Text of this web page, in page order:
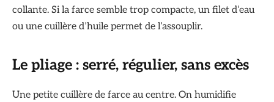
collante. Si la farce semble trop compacte, un filet d’eau
ou une cuillère d’huile permet de l’assouplir.
Le pliage : serré, régulier, sans excès
Une petite cuillère de farce au centre. On humidifie